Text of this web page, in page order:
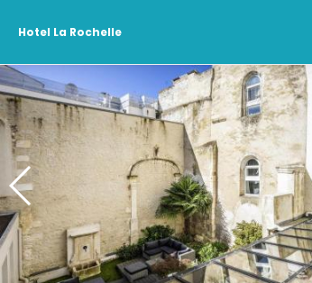
Hotel La Rochelle